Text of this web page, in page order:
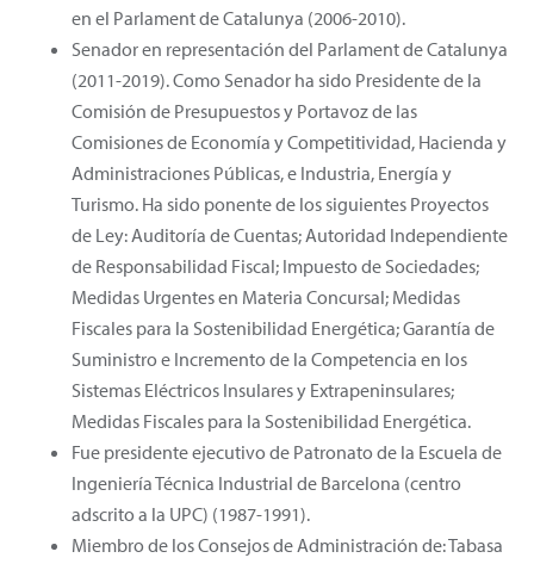
en el Parlament de Catalunya (2006-2010).
Senador en representación del Parlament de Catalunya
(2011-2019). Como Senador ha sido Presidente de la
Comisión de Presupuestos y Portavoz de las
Comisiones de Economía y Competitividad, Hacienda y
Administraciones Públicas, e Industria, Energía y
Turismo. Ha sido ponente de los siguientes Proyectos
de Ley: Auditoría de Cuentas; Autoridad Independiente
de Responsabilidad Fiscal; Impuesto de Sociedades;
Medidas Urgentes en Materia Concursal; Medidas
Fiscales para la Sostenibilidad Energética; Garantía de
Suministro e Incremento de la Competencia en los
Sistemas Eléctricos Insulares y Extrapeninsulares;
Medidas Fiscales para la Sostenibilidad Energética.
Fue presidente ejecutivo de Patronato de la Escuela de
Ingeniería Técnica Industrial de Barcelona (centro
adscrito a la UPC) (1987-1991).
Miembro de los Consejos de Administración de: Tabasa